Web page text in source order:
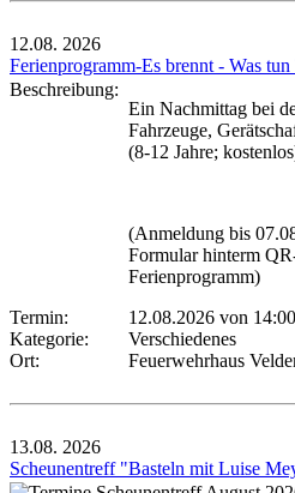
12.08. 2026
Ferienprogramm-Es brennt - Was tun
Beschreibung:
Ein Nachmittag bei
Fahrzeuge,
(8-12 Jahre;
(Anmeldung bis
Formular hinterm
Ferienprogramm)
Termin:
12.08.2026 von 14:00
Kategorie:
Verschiedenes
Ort:
Feuerwehrhaus
13.08. 2026
Scheunentreff "Basteln mit Luise